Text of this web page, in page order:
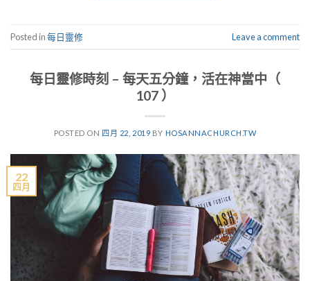
Posted in每日靈修 Leave a comment
每日靈修時刻 – 每天五分鐘，活在神當中（
107 ）
POSTED ON 四月 22, 2019 BY HOSANNACHURCH.TW
22
四月